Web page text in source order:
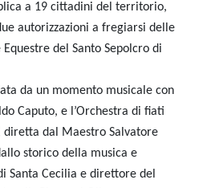
a 19 cittadini del territorio,
autorizzazioni a fregiarsi delle
del Santo Sepolcro di
da un momento musicale con
Caputo, e l’Orchestra di fiati
diretta dal Maestro Salvatore
storico della musica e
Santa Cecilia e direttore del